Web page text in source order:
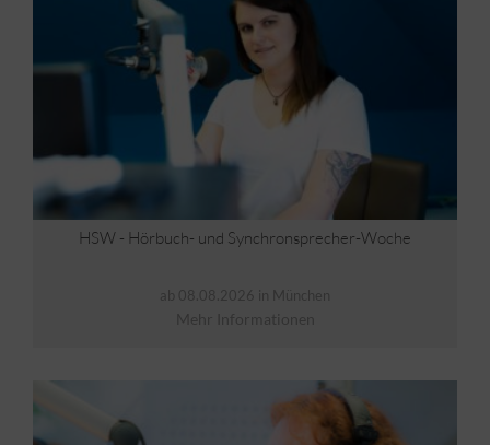
HSW - Hörbuch- und Synchronsprecher-Woche
ab 08.08.2026 in München
Mehr Informationen